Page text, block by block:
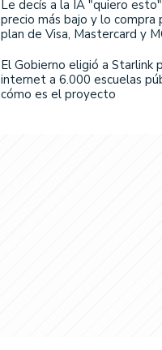
Le decís a la IA "quiero
precio más bajo y lo compra
plan de Visa, Mastercard y
El Gobierno eligió a Starlink
internet a 6.000 escuelas
cómo es el proyecto